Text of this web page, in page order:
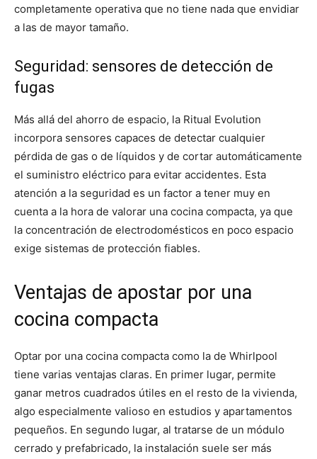
completamente operativa que no tiene nada que envidiar
a las de mayor tamaño.
Seguridad: sensores de detección de
fugas
Más allá del ahorro de espacio, la Ritual Evolution
incorpora sensores capaces de detectar cualquier
pérdida de gas o de líquidos y de cortar automáticamente
el suministro eléctrico para evitar accidentes. Esta
atención a la seguridad es un factor a tener muy en
cuenta a la hora de valorar una cocina compacta, ya que
la concentración de electrodomésticos en poco espacio
exige sistemas de protección fiables.
Ventajas de apostar por una
cocina compacta
Optar por una cocina compacta como la de Whirlpool
tiene varias ventajas claras. En primer lugar, permite
ganar metros cuadrados útiles en el resto de la vivienda,
algo especialmente valioso en estudios y apartamentos
pequeños. En segundo lugar, al tratarse de un módulo
cerrado y prefabricado, la instalación suele ser más